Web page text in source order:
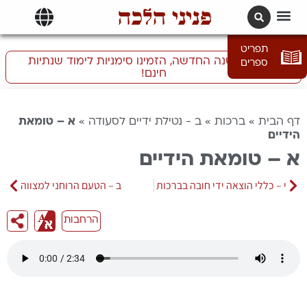
פניני הלכה
תפריט
ספרים
התכוננו לשנה החדשה, הזמינו סימניות לימוד שנתיות
חינם!
דף הבית » ברכות » ב - נטילת ידיים לסעודה » א – טומאת
הידיים
א – טומאת הידיים
י – כללי הוצאה ידי חובה בברכות ב – הטעם הרוחני למצווה
הרחבות